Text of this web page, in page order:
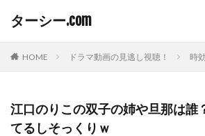
ターシー.com
HOME ドラマ動画の見逃し視聴！ 時
江口のりこの双子の姉や旦那は誰
てるしそっくりｗ